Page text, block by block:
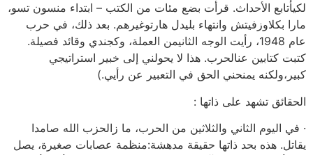
لكيأتابع الأحداث. قرأت بضع مئات من الكتب – ابتداء منسون تسو،
مارا بكلاوزفيتش وانتهاء بليدل هارتوغيرهم. بعد ذلك، في حرب
عام 1948، رأيت الوجه الثانيمن العملة، وكجندي وقائد فصيلة.
كتبت كتابين عنالحرب. هذا لا يحولني إلى خبير استراتيجي
كبير،ولكنه يمنحني الحق في التعبير عن رأيي.)
الحقائق تشهد على ذاتها :
· في اليوم الثاني والثلاثين من الحرب، ما زالحزب الله صامدا
يقاتل. هذه بحد ذاتها حقيقة مدهشة:منظمة عصابات صغيرة، يصل